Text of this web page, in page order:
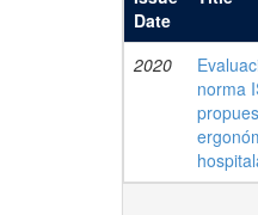
Date
2020
norma